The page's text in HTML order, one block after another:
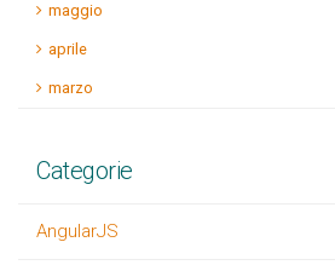
maggio
aprile
marzo
Categorie
AngularJS